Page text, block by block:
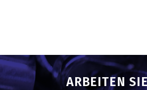
ARBEITEN